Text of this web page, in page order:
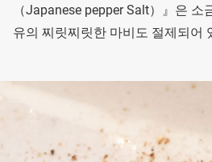
（Japanese pepper Salt）』은
유의 찌릿찌릿한 마비도 절제되어